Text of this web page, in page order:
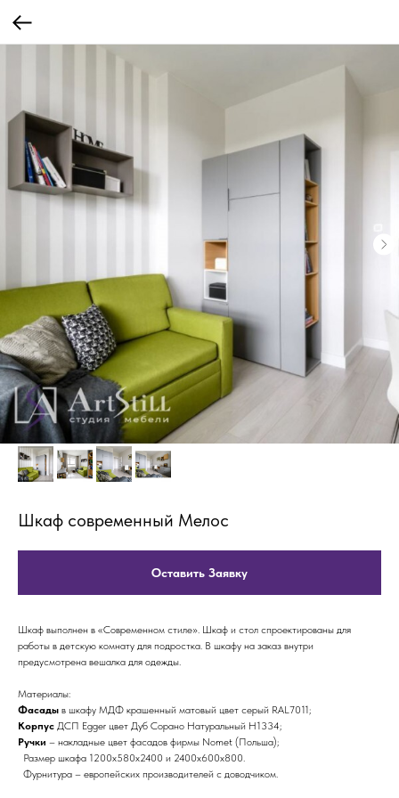
Шкаф современный Мелос
Оставить Заявку
Шкаф выполнен в «Современном стиле». Шкаф и стол спроектированы для
работы в детскую комнату для подростка. В шкафу на заказ внутри
предусмотрена вешалка для одежды.
Материалы:
Фасады в шкафу МДФ крашенный матовый цвет серый RAL7011;
Корпус ДСП Egger цвет Дуб Сорано Натуральный Н1334;
Ручки – накладные цвет фасадов фирмы Nomet (Польша);
Размер шкафа 1200х580х2400 и 2400х600х800.
Фурнитура – европейских производителей с доводчиком.